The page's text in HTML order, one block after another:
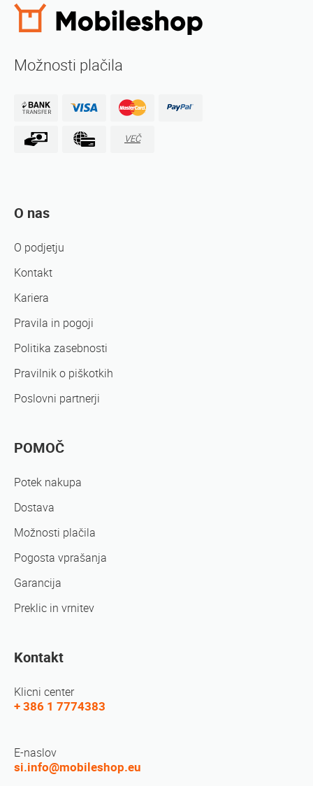
Možnosti plačila
VEČ
O nas
O podjetju
Kontakt
Kariera
Pravila in pogoji
Politika zasebnosti
Pravilnik o piškotkih
Poslovni partnerji
POMOČ
Potek nakupa
Dostava
Možnosti plačila
Pogosta vprašanja
Garancija
Preklic in vrnitev
Kontakt
Klicni center
+ 386 1 7774383
E-naslov
si.info@mobileshop.eu